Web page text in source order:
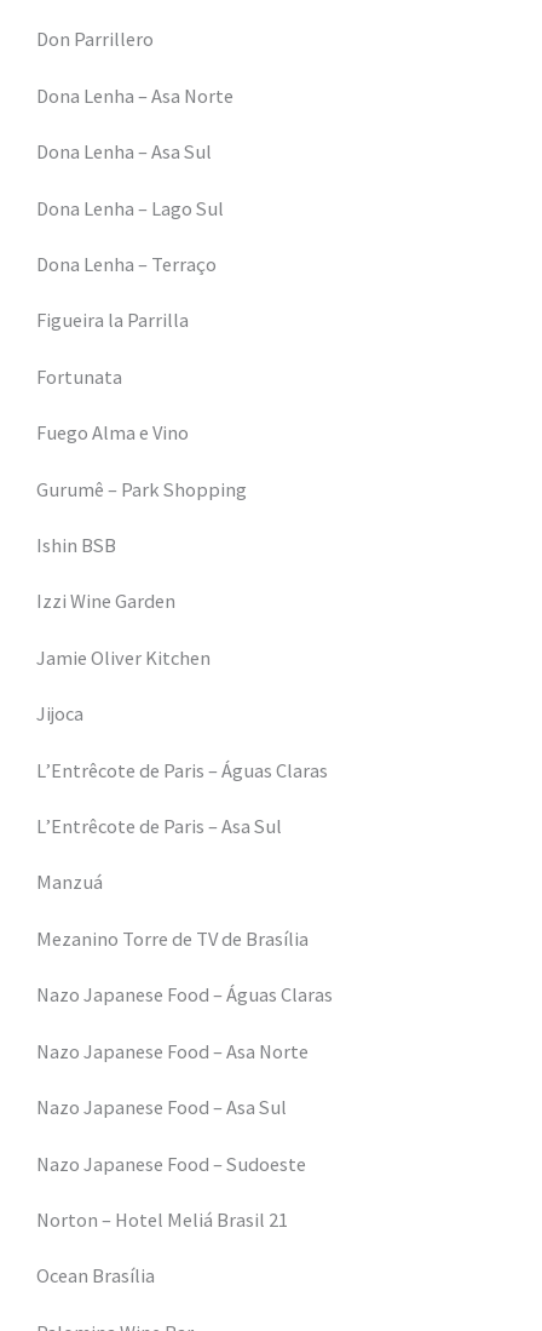
Don Parrillero
Dona Lenha – Asa Norte
Dona Lenha – Asa Sul
Dona Lenha – Lago Sul
Dona Lenha – Terraço
Figueira la Parrilla
Fortunata
Fuego Alma e Vino
Gurumê – Park Shopping
Ishin BSB
Izzi Wine Garden
Jamie Oliver Kitchen
Jijoca
L’Entrêcote de Paris – Águas Claras
L’Entrêcote de Paris – Asa Sul
Manzuá
Mezanino Torre de TV de Brasília
Nazo Japanese Food – Águas Claras
Nazo Japanese Food – Asa Norte
Nazo Japanese Food – Asa Sul
Nazo Japanese Food – Sudoeste
Norton – Hotel Meliá Brasil 21
Ocean Brasília